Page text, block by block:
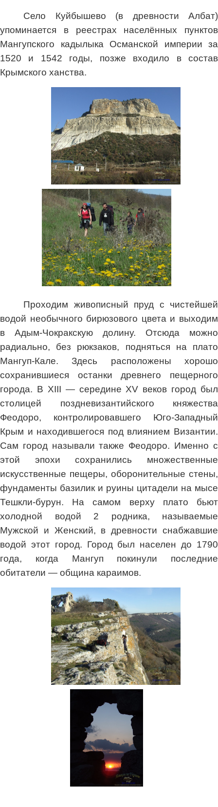
Село Куйбышево (в древности Албат)
упоминается в реестрах населённых пунктов
Мангупского кадылыка Османской империи за
1520 и 1542 годы, позже входило в состав
Крымского ханства.
Проходим живописный пруд с чистейшей
водой необычного бирюзового цвета и выходим
в Адым-Чокракскую долину. Отсюда можно
радиально, без рюкзаков, подняться на плато
Мангуп-Кале. Здесь расположены хорошо
сохранившиеся останки древнего пещерного
города. В XIII — середине XV веков город был
столицей поздневизантийского княжества
Феодоро, контролировавшего Юго-Западный
Крым и находившегося под влиянием Византии.
Сам город называли также Феодоро. Именно с
этой эпохи сохранились множественные
искусственные пещеры, оборонительные стены,
фундаменты базилик и руины цитадели на мысе
Тешкли-бурун. На самом верху плато бьют
холодной водой 2 родника, называемые
Мужской и Женский, в древности снабжавшие
водой этот город. Город был населен до 1790
года, когда Мангуп покинули последние
обитатели — община караимов.